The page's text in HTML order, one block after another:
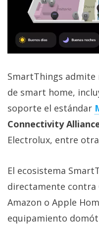
SmartThings
de smart home,
soporte el estándar
Connectivity
Electrolux, entre
El ecosistema
directamente contra
Amazon o Apple
equipamiento